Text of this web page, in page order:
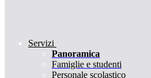
Servizi
Panoramica
Famiglie e studenti
Personale scolastico